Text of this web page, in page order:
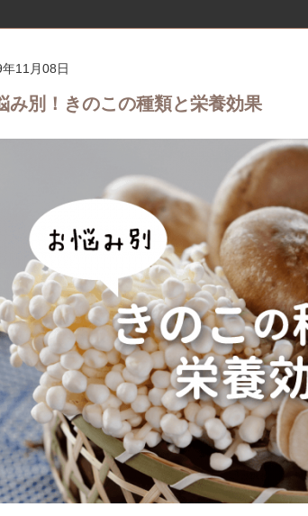
11月08日
み別！きのこの種類と栄養効果